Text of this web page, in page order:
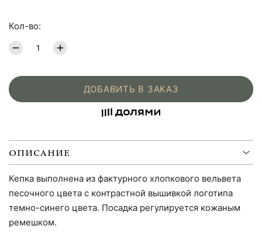
Кол-во:
ДОБАВИТЬ В ЗАКАЗ
ОПИСАНИЕ
Кепка выполнена из фактурного хлопкового вельвета
песочного цвета с контрастной вышивкой логотипа
темно-синего цвета. Посадка регулируется кожаным
ремешком.